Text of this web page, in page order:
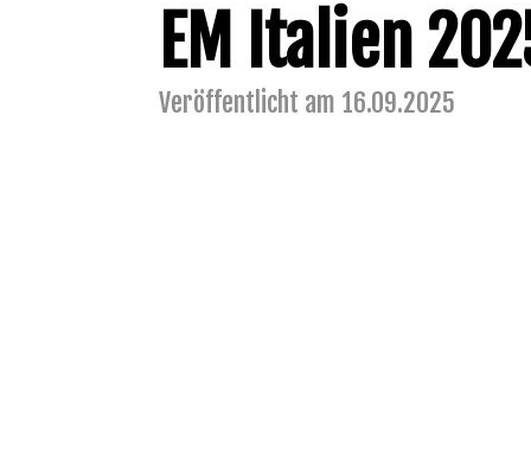
EM Italien
Veröffentlicht am 16.09.2025